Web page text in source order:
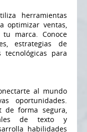
herramientas
optimizar ventas,
marca. Conoce
estrategias de
para
al mundo
oportunidades.
forma segura,
de texto y
habilidades